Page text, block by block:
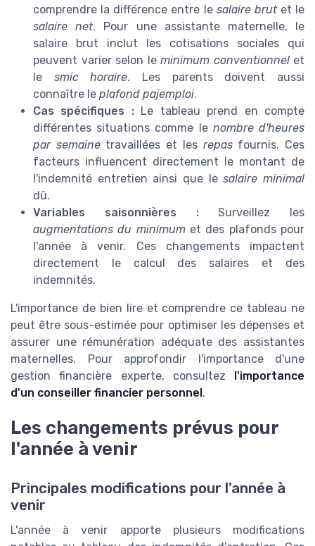
comprendre la différence entre le salaire brutet le
salaire net. Pour une assistante maternelle, le
salaire brut inclut les cotisations sociales qui
peuvent varier selon le minimum conventionnelet
le smic horaire. Les parents doivent aussi
connaître le plafond pajemploi.
Cas spécifiques :Le tableau prend en compte
différentes situations comme le nombre d'heures
par semainetravaillées et les repasfournis. Ces
facteurs influencent directement le montant de
l'indemnité entretien ainsi que lesalaire minimal
dû.
Variables saisonnières :Surveillez les
augmentations du minimumet des plafonds pour
l'année à venir. Ces changements impactent
directement le calcul des salaires et des
indemnités.
L'importance de bien lire et comprendre ce tableau ne
peut être sous-estimée pour optimiser les dépenses et
assurer une rémunération adéquate des assistantes
maternelles. Pour approfondir l'importance d'une
gestion financière experte, consultez l'importance
d'un conseiller financier personnel.
Les changements prévus pour
l'année à venir
Principales modifications pour l'année à
venir
L'année à venir apporte plusieurs modifications